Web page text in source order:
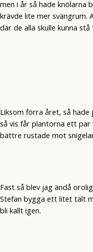
men i år så hade knölarna
krävde lite mer svängrum.
där de alla skulle kunna stå
Liksom förra året, så
så vis får plantorna ett par
bättre rustade mot
Fast så blev jag ändå
Stefan bygga ett litet tält
bli kallt igen.